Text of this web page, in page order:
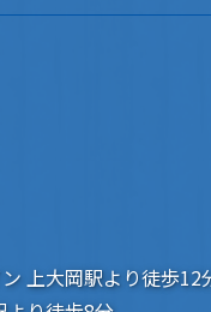
上大岡駅より徒歩12